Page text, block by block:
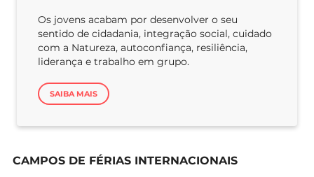
Os jovens acabam por desenvolver o seu
sentido de cidadania, integração social, cuidado
com a Natureza, autoconfiança, resiliência,
liderança e trabalho em grupo.
SAIBA MAIS
CAMPOS DE FÉRIAS INTERNACIONAIS